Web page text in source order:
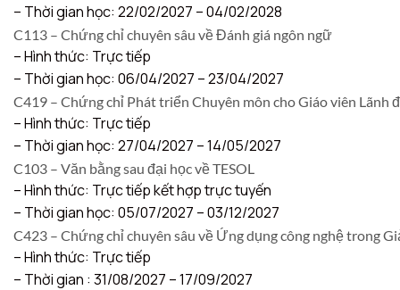
– Thời gian học: 22/02/2027 – 04/02/2028
C113 – Chứng chỉ chuyên sâu về Đánh giá ngôn ngữ
– Hình thức: Trực tiếp
– Thời gian học: 06/04/2027 – 23/04/2027
C419 – Chứng chỉ Phát triển Chuyên môn cho Giáo viên Lãnh
– Hình thức: Trực tiếp
– Thời gian học: 27/04/2027 – 14/05/2027
C103 – Văn bằng sau đại học về TESOL
– Hình thức: Trực tiếp kết hợp trực tuyến
– Thời gian học: 05/07/2027 – 03/12/2027
C423 – Chứng chỉ chuyên sâu về Ứng dụng công nghệ trong
– Hình thức: Trực tiếp
– Thời gian : 31/08/2027 – 17/09/2027